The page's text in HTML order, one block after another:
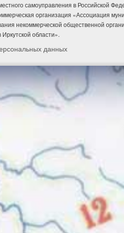
самоуправления в Российской
организация «Ассоциация
некоммерческой общественной
области».
данных